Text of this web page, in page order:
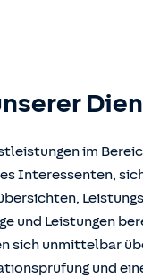
im
Interessenten,
und Leistungen
sich unmittelbar
und